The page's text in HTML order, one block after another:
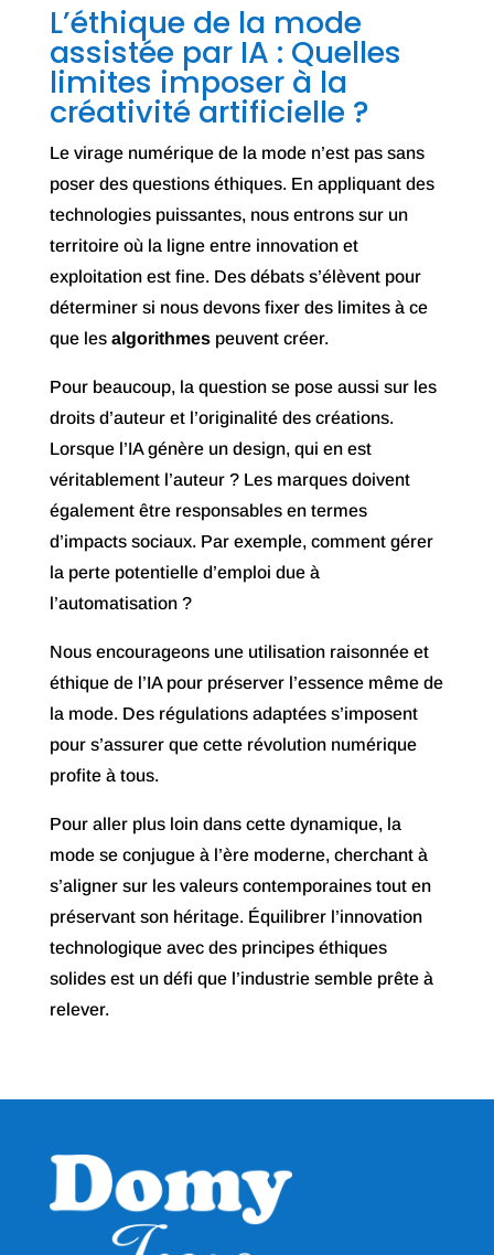
L’éthique de la mode
assistée par IA : Quelles
limites imposer à la
créativité artificielle ?
Le virage numérique de la mode n’est pas sans
poser des questions éthiques. En appliquant des
technologies puissantes, nous entrons sur un
territoire où la ligne entre innovation et
exploitation est fine. Des débats s’élèvent pour
déterminer si nous devons fixer des limites à ce
que les algorithmespeuvent créer.
Pour beaucoup, la question se pose aussi sur les
droits d’auteur et l’originalité des créations.
Lorsque l’IA génère un design, qui en est
véritablement l’auteur ? Les marques doivent
également être responsables en termes
d’impacts sociaux. Par exemple, comment gérer
la perte potentielle d’emploi due à
l’automatisation ?
Nous encourageons une utilisation raisonnée et
éthique de l’IA pour préserver l’essence même de
la mode. Des régulations adaptées s’imposent
pour s’assurer que cette révolution numérique
profite à tous.
Pour aller plus loin dans cette dynamique, la
mode se conjugue à l’ère moderne, cherchant à
s’aligner sur les valeurs contemporaines tout en
préservant son héritage. Équilibrer l’innovation
technologique avec des principes éthiques
solides est un défi que l’industrie semble prête à
relever.